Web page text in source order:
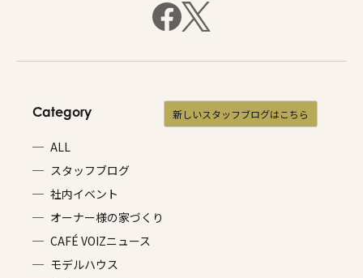
Category
ALL
スタッフブログ
社内イベント
オーナー様の家づくり
CAFÉ VOIZニュース
モデルハウス
新しいスタッフブログはこちら